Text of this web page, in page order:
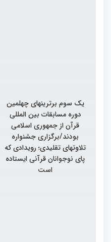
یک سوم برترینهای چهلمین
دوره مسابقات بین المللی
قرآن از جمهوری اسلامی
بودند/برگزاری جشنواره
تلاوتهای تقلیدی؛ رویدادی که
پای نوجوانان قرآنی ایستاده
است